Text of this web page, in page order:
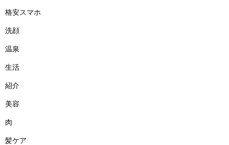
格安スマホ
洗顔
温泉
生活
紹介
美容
肉
髪ケア